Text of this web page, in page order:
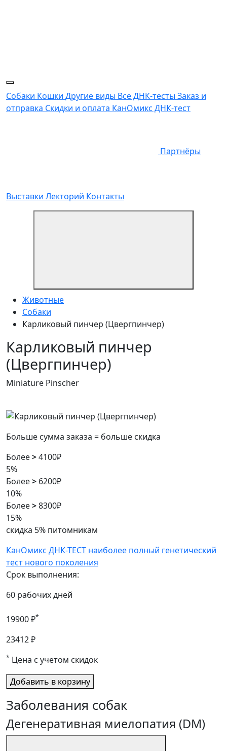
Собаки Кошки Другие виды Все ДНК-тесты Заказ и
отправка Скидки и оплата КанОмикс ДНК-тест
Партнёры
Выставки Лекторий Контакты
Животные
Собаки
Карликовый пинчер (Цвергпинчер)
Карликовый пинчер
(Цвергпинчер)
Miniature Pinscher
Больше сумма заказа = больше скидка
Более>4100₽
5%
Более> 6200₽
10%
Более>8300₽
15%
скидка 5% питомникам
КанОмикс ДНК-ТЕСТ наиболее полный генетический
тест нового поколения
Срок выполнения:
60 рабочих дней
19900 ₽*
23412 ₽
* Цена с учетом скидок
Добавить в корзину
Заболевания собак
Дегенеративная миелопатия (DM)